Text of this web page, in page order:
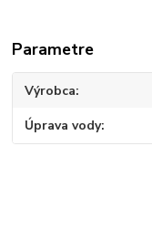
Parametre
Výrobca
Úprava vody